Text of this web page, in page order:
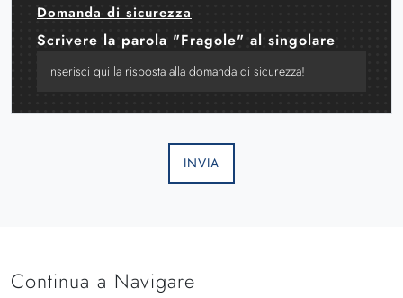
Domanda di sicurezza
Scrivere la parola "Fragole" al singolare
INVIA
Continua a Navigare